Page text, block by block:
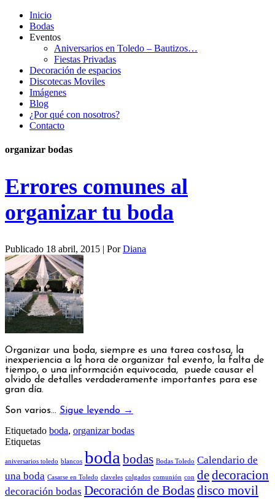
Inicio
Bodas
Eventos
Aniversarios en Toledo – Bautizos…
Fiestas Privadas
Decoración de espacios
Discotecas Moviles
Imágenes
Blog
¿Por qué con nosotros?
Contacto
organizar bodas
Errores comunes al
organizar tu boda
Publicado 18 abril, 2015 | Por Diana
Organizar una boda, siempre es una tarea costosa, la
inexperiencia a la hora de organizar tal evento, la falta de
tiempo, o una información equivocada, puede causar el
olvido de detalles verdaderamente importantes para ese
gran día.
Son varios… Sigue leyendo →
Etiquetado boda, organizar bodas
Etiquetas
aniversarios toledo blancos boda bodas Bodas Toledo Calendario de
una boda Casarse en Toledo claveles colgados comunión con dedecoracion
decoración bodas Decoración de Bodasdisco movil